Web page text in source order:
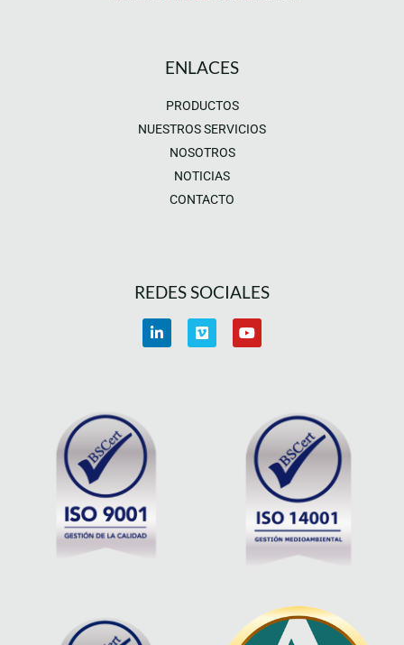
ENLACES
PRODUCTOS
NUESTROS SERVICIOS
NOSOTROS
NOTICIAS
CONTACTO
REDES SOCIALES